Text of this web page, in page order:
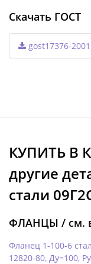
Скачать ГОСТ
gost17376-
КУПИТЬ В
другие
стали
ФЛАНЦЫ / см.
Фланец 1-100-6
12820-80, Ду=100,